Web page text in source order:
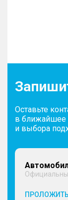
Оставьте
в ближайшее
и выбора